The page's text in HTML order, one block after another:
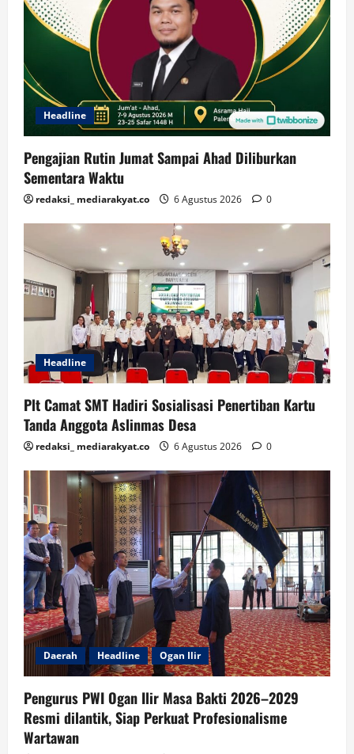
Headline
Pengajian Rutin Jumat Sampai Ahad Diliburkan
Sementara Waktu
redaksi_ mediarakyat.co 6 Agustus 2026 0
Headline
Plt Camat SMT Hadiri Sosialisasi Penertiban Kartu
Tanda Anggota Aslinmas Desa
redaksi_ mediarakyat.co 6 Agustus 2026 0
Daerah Headline Ogan Ilir
Pengurus PWI Ogan Ilir Masa Bakti 2026–2029
Resmi dilantik, Siap Perkuat Profesionalisme
Wartawan